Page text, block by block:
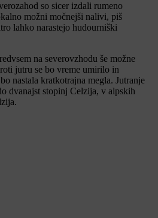
so sicer izdali rumeno
možni močnejši nalivi, piš
lahko narastejo hudourniški
na severovzhodu še možne
jutru se bo vreme umirilo in
nastala kratkotrajna megla. Jutranje
dvanajst stopinj Celzija, v alpskih